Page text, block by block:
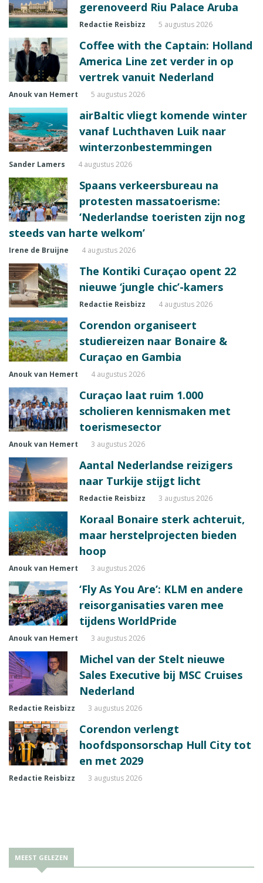
gerenoveerd Riu Palace Aruba
Redactie Reisbizz 5 augustus 2026
Coffee with the Captain: Holland
America Line zet verder in op
vertrek vanuit Nederland
Anouk van Hemert 5 augustus 2026
airBaltic vliegt komende winter
vanaf Luchthaven Luik naar
winterzonbestemmingen
Sander Lamers 4 augustus 2026
Spaans verkeersbureau na
protesten massatoerisme:
‘Nederlandse toeristen zijn nog
steeds van harte welkom’
Irene de Bruijne 4 augustus 2026
The Kontiki Curaçao opent 22
nieuwe ‘jungle chic’-kamers
Redactie Reisbizz 4 augustus 2026
Corendon organiseert
studiereizen naar Bonaire &
Curaçao en Gambia
Anouk van Hemert 4 augustus 2026
Curaçao laat ruim 1.000
scholieren kennismaken met
toerismesector
Anouk van Hemert 3 augustus 2026
Aantal Nederlandse reizigers
naar Turkije stijgt licht
Redactie Reisbizz 3 augustus 2026
Koraal Bonaire sterk achteruit,
maar herstelprojecten bieden
hoop
Anouk van Hemert 3 augustus 2026
‘Fly As You Are’: KLM en andere
reisorganisaties varen mee
tijdens WorldPride
Anouk van Hemert 3 augustus 2026
Michel van der Stelt nieuwe
Sales Executive bij MSC Cruises
Nederland
Redactie Reisbizz 3 augustus 2026
Corendon verlengt
hoofdsponsorschap Hull City tot
en met 2029
Redactie Reisbizz 3 augustus 2026
MEEST GELEZEN